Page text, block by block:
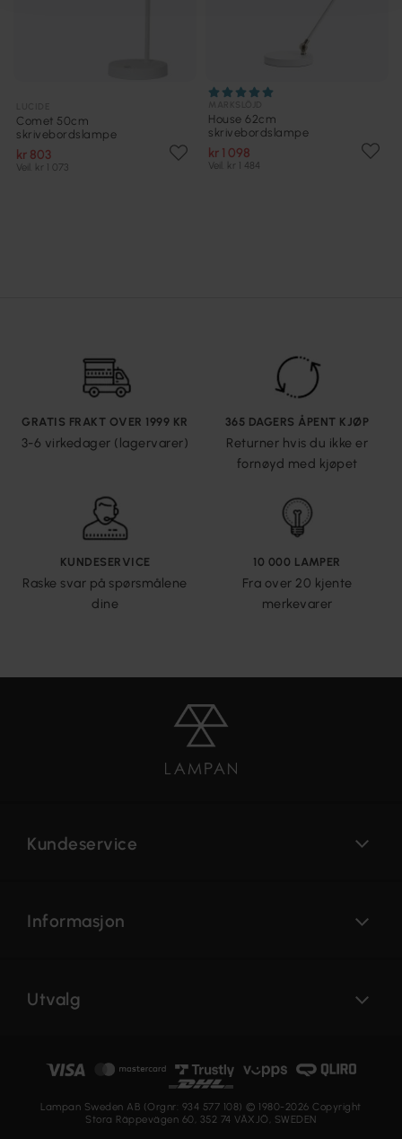
Comet 50cm
skrivebordslampe
kr 803
Veil. kr 1 073
House 62cm
skrivebordslampe
kr 1 098
Veil. kr 1 484
GRATIS FRAKT OVER 1999 KR
3-6 virkedager (lagervarer)
365 DAGERS ÅPENT KJØP
Returner hvis du ikke er
fornøyd med kjøpet
KUNDESERVICE
Raske svar på spørsmålene
dine
10 000 LAMPER
Fra over 20 kjente
merkevarer
Kundeservice
Informasjon
Utvalg
Lampan Sweden AB (Orgnr: 934 577 108) © 1980-2026 Copyright
Stora Räppevägen 60, 352 74 VÄXJÖ, SWEDEN